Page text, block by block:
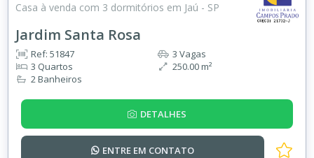
Casa à venda com 3 dormitórios em Jaú - SP
Jardim Santa Rosa
Ref: 51847
3 Quartos
2 Banheiros
3 Vagas
250.00 m²
DETALHES
ENTRE EM CONTATO